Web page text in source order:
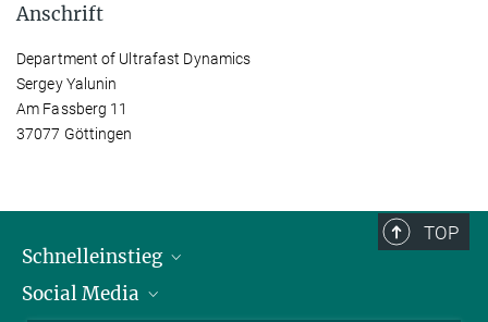
Anschrift
Department of Ultrafast Dynamics
Sergey Yalunin
Am Fassberg 11
37077 Göttingen
TOP
Schnelleinstieg
Alumni
Social Media